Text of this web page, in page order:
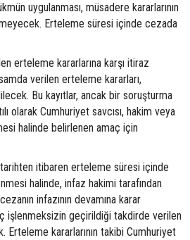
uygulanması, müsadere kararlarının
Erteleme süresi içinde cezada
erteleme kararlarına karşı itiraz
verilen erteleme kararları,
Bu kayıtlar, ancak bir soruşturma
olarak Cumhuriyet savcısı, hakim veya
halinde belirlenen amaç için
tarihten itibaren erteleme süresi içinde
halinde, infaz hakimi tarafından
infazının devamına karar
işlenmeksizin geçirildiği takdirde verilen
Erteleme kararlarının takibi Cumhuriyet